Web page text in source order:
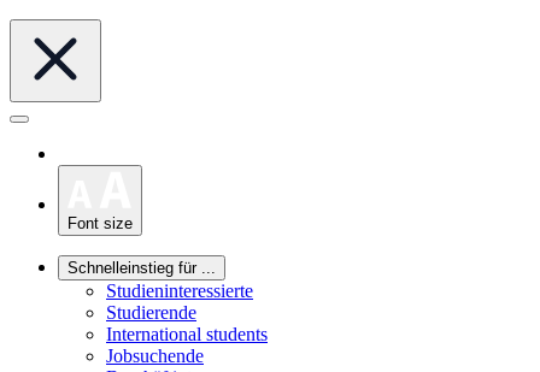
Font size
Schnelleinstieg für ...
Studieninteressierte
Studierende
International students
Jobsuchende